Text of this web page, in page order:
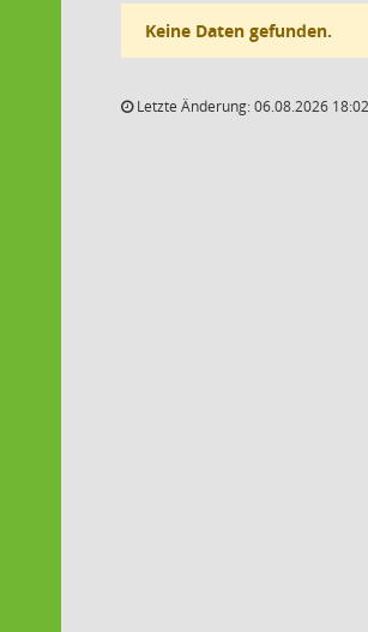
Keine Daten gefunden.
Letzte Änderung: 06.08.2026